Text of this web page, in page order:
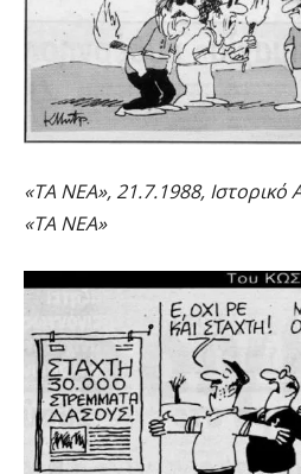
«ΤΑ ΝΕΑ», 21.7.1988,
«ΤΑ ΝΕΑ»